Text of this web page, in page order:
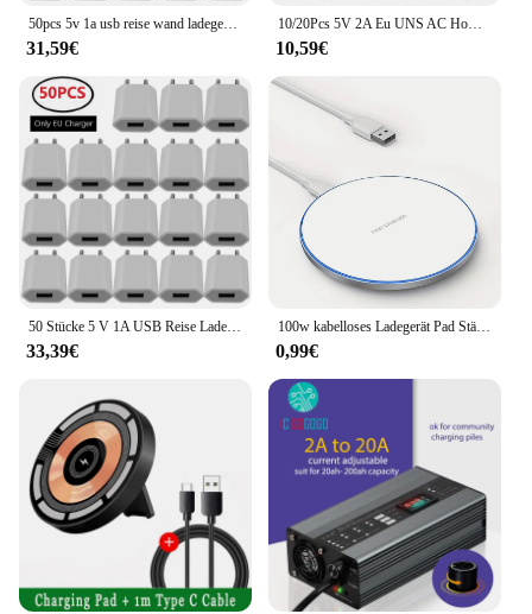
50pcs 5v 1a usb reise wand ladegerät adapter aufladen für samsung s6 s7 note 2 4 htc lg iphone huawei android phone eu stecker
31,59€
10/20Pcs 5V 2A Eu UNS AC Home Reise Wand Ladegerät Tragbare USB Power Adapter für IPhone 14 15 16 Samsung S8 S10 S20 S23 htc lg
10,59€
50 Stücke 5 V 1A USB Reise Ladegerät Adapter Aufladen Für Samsung s6 s7 note 2 4 htc lg iphone Huawei Android telefon EU stecker
33,39€
100w kabelloses Ladegerät Pad Ständer für iPhone 15 14 13 12 11 x xr Samsung S22 S21 Xiaomi Telefon Ladegeräte Schnell ladestation
0,99€